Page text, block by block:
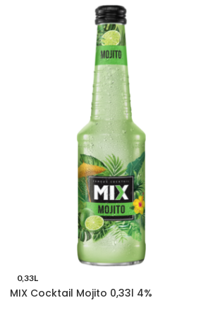
0,33L
MIX Cocktail Mojito 0,33l 4%